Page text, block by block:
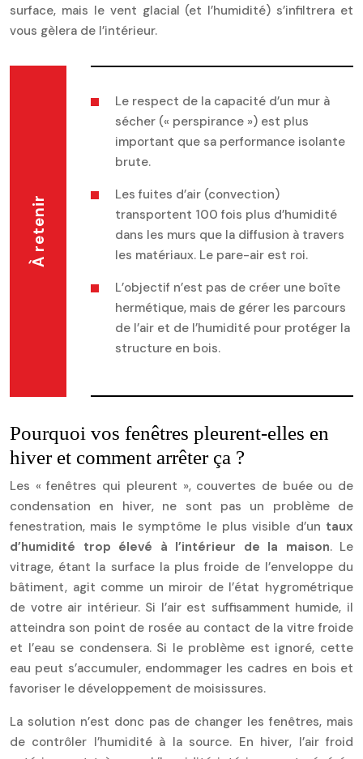
surface, mais le vent glacial (et l’humidité) s’infiltrera et
vous gèlera de l’intérieur.
À retenir
Le respect de la capacité d’un mur à
sécher (« perspirance ») est plus
important que sa performance isolante
brute.
Les fuites d’air (convection)
transportent 100 fois plus d’humidité
dans les murs que la diffusion à travers
les matériaux. Le pare-air est roi.
L’objectif n’est pas de créer une boîte
hermétique, mais de gérer les parcours
de l’air et de l’humidité pour protéger la
structure en bois.
Pourquoi vos fenêtres pleurent-elles en
hiver et comment arrêter ça ?
Les « fenêtres qui pleurent », couvertes de buée ou de
condensation en hiver, ne sont pas un problème de
fenestration, mais le symptôme le plus visible d’un taux
d’humidité trop élevé à l’intérieur de la maison. Le
vitrage, étant la surface la plus froide de l’enveloppe du
bâtiment, agit comme un miroir de l’état hygrométrique
de votre air intérieur. Si l’air est suffisamment humide, il
atteindra son point de rosée au contact de la vitre froide
et l’eau se condensera. Si le problème est ignoré, cette
eau peut s’accumuler, endommager les cadres en bois et
favoriser le développement de moisissures.
La solution n’est donc pas de changer les fenêtres, mais
de contrôler l’humidité à la source. En hiver, l’air froid